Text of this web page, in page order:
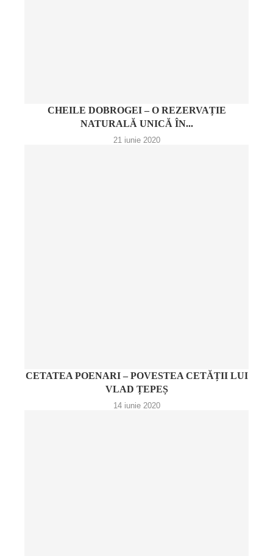
CHEILE DOBROGEI – O REZERVAȚIE
NATURALĂ UNICĂ ÎN...
21 iunie 2020
CETATEA POENARI – POVESTEA CETĂȚII LUI
VLAD ȚEPEȘ
14 iunie 2020